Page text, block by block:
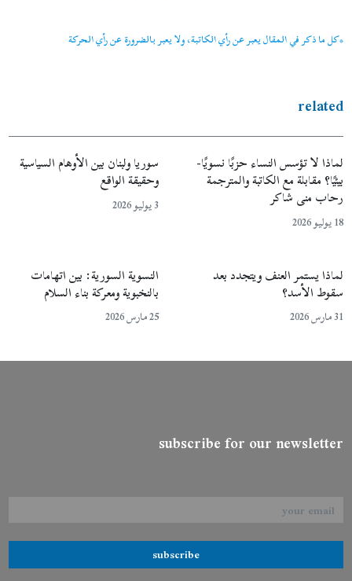
*كل ما ذكر في المقال يعبر عن رأي الكاتبة، ولا يعبر بالضرورة عن رأي الحركة
related
لماذا لا تؤسس النساء حزبًا نسويًا-
بيئيًا؟ مقابلة مع الكاتبة والمترجمة
رحاب منى شاكر
18 يوليو 2026
سوريا ولبنان بين الأوهام السياسية
وحقيقة الواقع
لماذا يستمر العنف ويتجدد بعد
سقوط الأسد؟
31 مارس 2026
النسوية السورية: بين اتهامات
بالنخبوية ومعركة بناء السلام
25 مارس 2026
subscribe for our newsletter
subscribe